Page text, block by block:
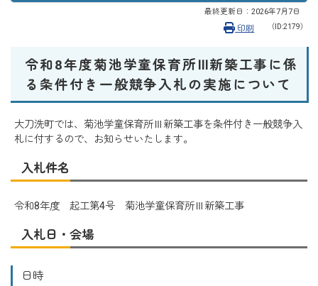
最終更新日： 2026年7月7日
（ID:2179）
印刷
令和8年度菊池学童保育所Ⅲ新築工事に係
る条件付き一般競争入札の実施について
大刀洗町では、菊池学童保育所Ⅲ新築工事を条件付き一般競争入
札に付するので、お知らせいたします。
入札件名
令和8年度 起工第4号 菊池学童保育所Ⅲ新築工事
入札日・会場
日時